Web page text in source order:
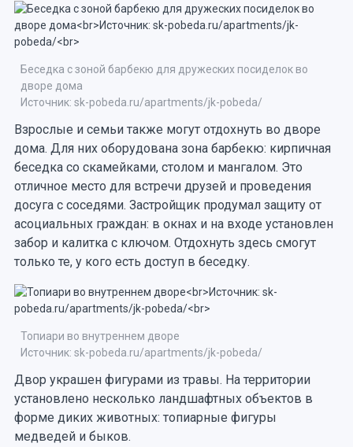
Беседка с зоной барбекю для дружеских посиделок во
дворе дома
Источник: sk-pobeda.ru/apartments/jk-pobeda/
Взрослые и семьи также могут отдохнуть во дворе
дома. Для них оборудована зона барбекю: кирпичная
беседка со скамейками, столом и мангалом. Это
отличное место для встречи друзей и проведения
досуга с соседями. Застройщик продумал защиту от
асоциальных граждан: в окнах и на входе установлен
забор и калитка с ключом. Отдохнуть здесь смогут
только те, у кого есть доступ в беседку.
Топиари во внутреннем дворе
Источник: sk-pobeda.ru/apartments/jk-pobeda/
Двор украшен фигурами из травы. На территории
установлено несколько ландшафтных объектов в
форме диких животных: топиарные фигуры
медведей и быков.